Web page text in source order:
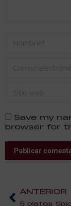
Save my
browser for
Publicar
ANTERIOR